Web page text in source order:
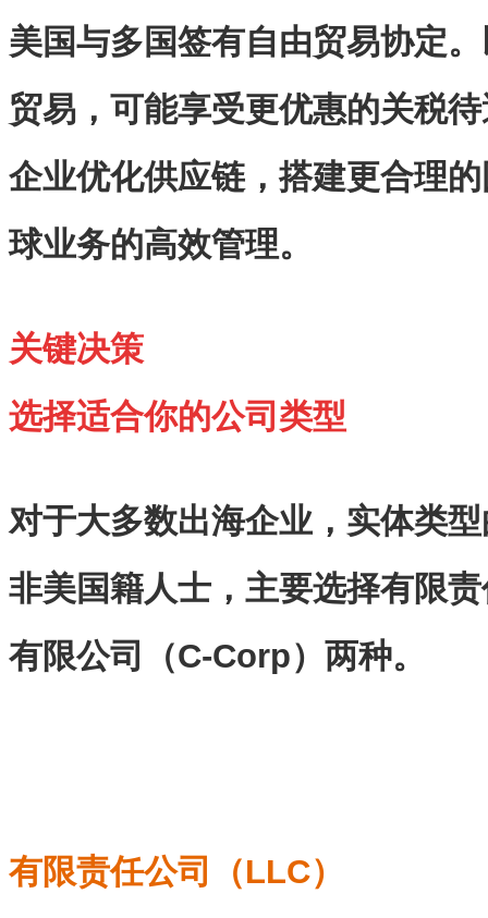
美国与多国签有自由贸易协定
贸易，可能享受更优惠的关税
企业优化供应链，搭建更合理
球业务的高效管理。
关键决策
选择适合你的公司类型
对于大多数出海企业，实体类
非美国籍人士，主要选择有限
有限公司（C-Corp）两种。
有限责任公司（LLC）